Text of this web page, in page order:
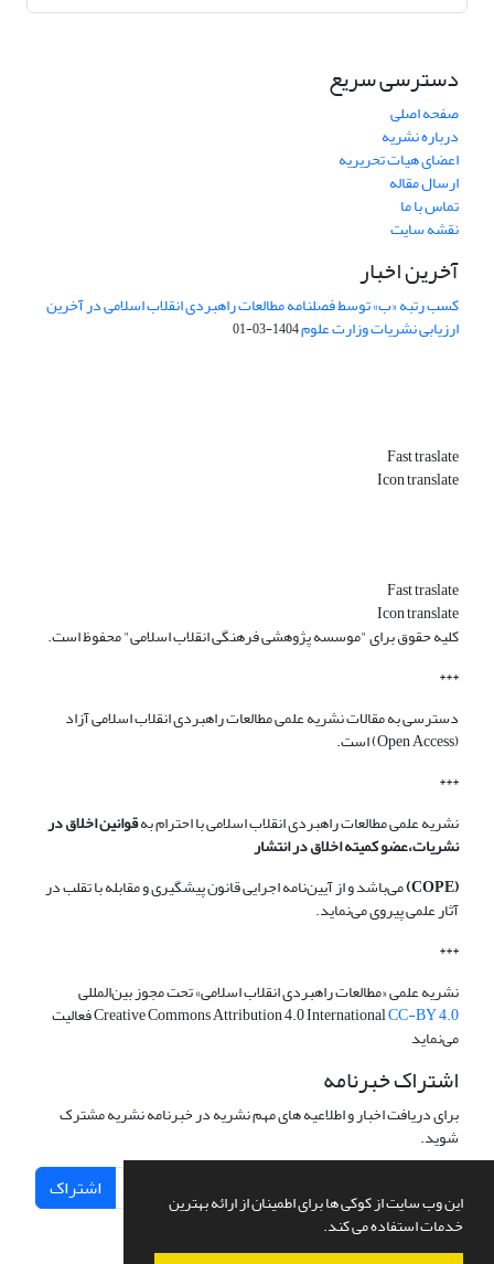
این وب سایت از کوکی ها برای اطمینان از ارائه بهترین
خدمات استفاده می کند.
دسترسی سریع
صفحه اصلی
درباره نشریه
اعضای هیات تحریریه
ارسال مقاله
تماس با ما
نقشه سایت
آخرین اخبار
کسب رتبه «ب» توسط فصلنامه مطالعات راهبردی انقلاب اسلامی در آخرین
ارزیابی نشریات وزارت علوم1404-03-01
Fast traslate
Icon translate
Fast traslate
Icon translate
کلیه حقوق برای "موسسه پژوهشی فرهنگی انقلاب اسلامی" محفوظ است.
***
دسترسی به مقالات نشریه علمی مطالعات راهبردی انقلاب اسلامی آزاد
(Open Access) است.
***
نشریه علمی مطالعات راهبردی انقلاب اسلامی با احترام بهقوانین اخلاق در
نشریات،عضو کمیته اخلاق در انتشار
(COPE)
می‌باشد و از آیین‌نامه اجرایی قانون پیشگیری و مقابله با تقلب در
آثار علمی پیروی می‌نماید.
***
نشریه علمی «مطالعات راهبردی انقلاب اسلامی» تحت مجوز بین‌المللی
Creative Commons Attribution 4.0 InternationalCC-BY 4.0 فعالیت
می‌نماید
اشتراک خبرنامه
برای دریافت اخبار و اطلاعیه های مهم نشریه در خبرنامه نشریه مشترک
شوید.
اشتراک